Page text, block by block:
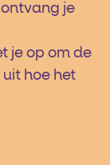
je
je op om de
hoe het